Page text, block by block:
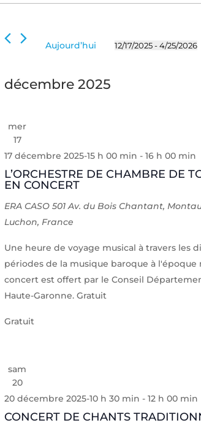
vues
Évènements
Évènements
clé.
Aujourd’hui 12/17/2025 - 4/25/2026
décembre 2025
mer
17
L’ORCHESTRE DE CHAMBRE DE
EN CONCERT
17 décembre 2025-15 h 00 min -16 h 00 min
ERA CASO501 Av. du Bois Chantant,
Luchon, France
Une heure de voyage musical à travers les
périodes de la musique baroque à l'époque
concert est offert par le Conseil
Haute-Garonne. Gratuit
Gratuit
sam
20
CONCERT DE CHANTS
20 décembre 2025-10 h 30 min -12 h 00 min